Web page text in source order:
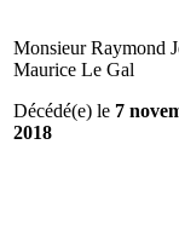
Monsieur Raymond
Maurice Le Gal
Décédé(e) le 7
2018